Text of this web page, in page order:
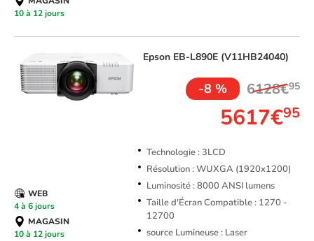
10 à 12 jours
Epson EB-L890E (V11HB24040)
-8 % 6128€95
5617€95
Technologie : 3LCD
Résolution : WUXGA (1920x1200)
Luminosité : 8000 ANSI lumens
Taille d'Écran Compatible : 1270 -
12700
source Lumineuse : Laser
WEB
4 à 6 jours
MAGASIN
10 à 12 jours